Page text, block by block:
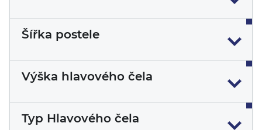
Šířka postele
Výška hlavového čela
Typ Hlavového čela